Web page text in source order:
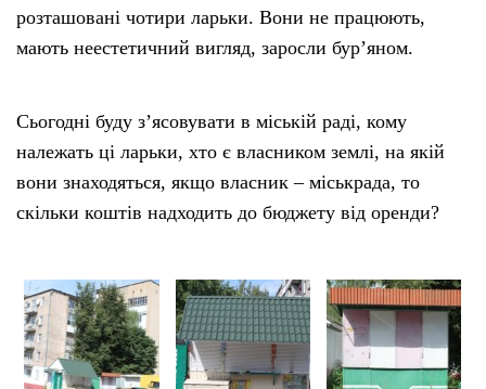
розташовані чотири ларьки. Вони не працюють,
мають неестетичний вигляд, заросли бур’яном.
Сьогодні буду з’ясовувати в міській раді, кому
належать ці ларьки, хто є власником землі, на якій
вони знаходяться, якщо власник – міськрада, то
скільки коштів надходить до бюджету від оренди?